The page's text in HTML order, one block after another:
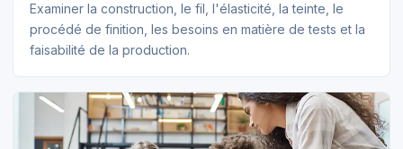
Examiner la construction, le fil, l'élasticité, la teinte, le
procédé de finition, les besoins en matière de tests et la
faisabilité de la production.